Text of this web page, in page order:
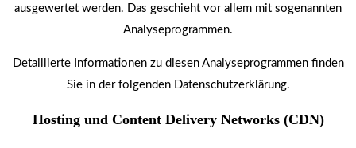
ausgewertet werden. Das geschieht vor allem mit sogenannten
Analyseprogrammen.
Detaillierte Informationen zu diesen Analyseprogrammen finden
Sie in der folgenden Datenschutzerklärung.
Hosting und Content Delivery Networks (CDN)